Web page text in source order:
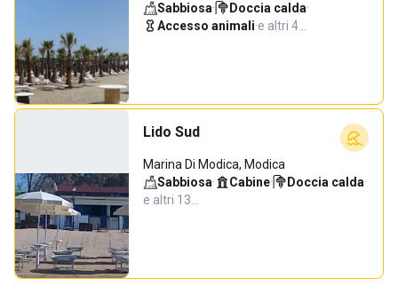
Sabbiosa· Doccia calda·
Accesso animali·e altri 4…
Lido Sud
Marina Di Modica, Modica
Sabbiosa· Cabine· Doccia calda·
e altri 13…